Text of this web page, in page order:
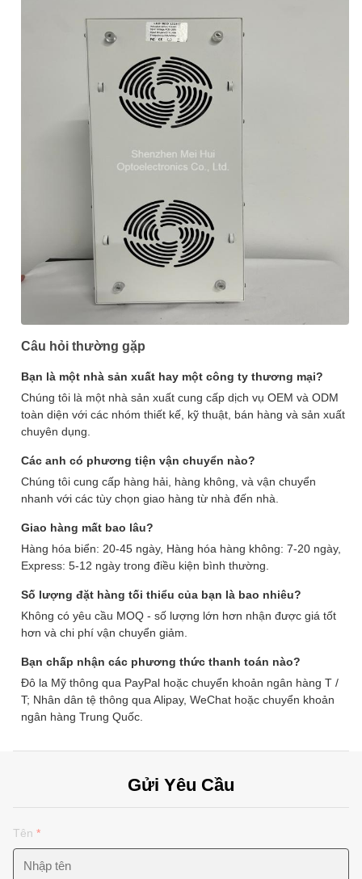
Câu hỏi thường gặp
Bạn là một nhà sản xuất hay một công ty thương mại?
Chúng tôi là một nhà sản xuất cung cấp dịch vụ OEM và ODM
toàn diện với các nhóm thiết kế, kỹ thuật, bán hàng và sản xuất
chuyên dụng.
Các anh có phương tiện vận chuyển nào?
Chúng tôi cung cấp hàng hải, hàng không, và vận chuyển
nhanh với các tùy chọn giao hàng từ nhà đến nhà.
Giao hàng mất bao lâu?
Hàng hóa biển: 20-45 ngày, Hàng hóa hàng không: 7-20 ngày,
Express: 5-12 ngày trong điều kiện bình thường.
Số lượng đặt hàng tối thiểu của bạn là bao nhiêu?
Không có yêu cầu MOQ - số lượng lớn hơn nhận được giá tốt
hơn và chi phí vận chuyển giảm.
Bạn chấp nhận các phương thức thanh toán nào?
Đô la Mỹ thông qua PayPal hoặc chuyển khoản ngân hàng T /
T; Nhân dân tệ thông qua Alipay, WeChat hoặc chuyển khoản
ngân hàng Trung Quốc.
Gửi Yêu Cầu
Tên *